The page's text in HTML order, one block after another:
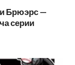
Брюэрс —
серии